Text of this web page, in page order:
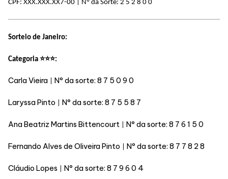
CPF: XXX.XXX.XX7-00 Nº da Sorte: 2 5 2 8 0 0
Sorteio de Janeiro:
Categoria ⭐⭐⭐:
Carla Vieira N° da sorte: 8 7 5 0 9 0
Laryssa Pinto N° da sorte: 8 7 5 5 8 7
Ana Beatriz Martins Bittencourt N° da sorte: 8 7 6 1 5 0
Fernando Alves de Oliveira Pinto N° da sorte: 8 7 7 8 2 8
Cláudio Lopes N° da sorte: 8 7 9 6 0 4